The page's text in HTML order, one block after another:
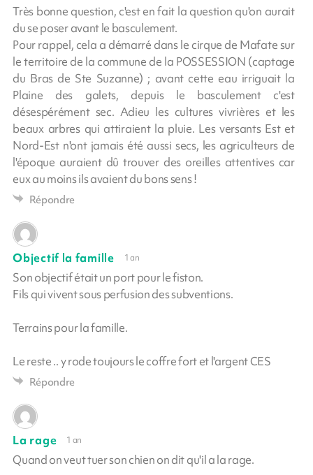
Très bonne question, c'est en fait la question qu'on aurait
du se poser avant le basculement.
Pour rappel, cela a démarré dans le cirque de Mafate sur
le territoire de la commune de la POSSESSION (captage
du Bras de Ste Suzanne) ; avant cette eau irriguait la
Plaine des galets, depuis le basculement c'est
désespérément sec. Adieu les cultures vivrières et les
beaux arbres qui attiraient la pluie. Les versants Est et
Nord-Est n'ont jamais été aussi secs, les agriculteurs de
l'époque auraient dû trouver des oreilles attentives car
eux au moins ils avaient du bons sens !
Répondre
Objectif la famille 1 an
Son objectif était un port pour le fiston.
Fils qui vivent sous perfusion des subventions.
Terrains pour la famille.
Le reste .. y rode toujours le coffre fort et l'argent CES
Répondre
La rage 1 an
Quand on veut tuer son chien on dit qu'il a la rage.